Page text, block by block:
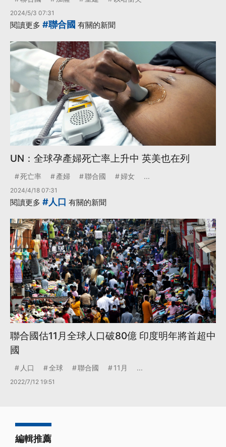
2024/5/3 07:31
閱讀更多 #聯合國 有關的新聞
UN：全球孕產婦死亡率上升中 英美也在列
死亡率 產婦 聯合國 婦女 ...
2024/4/18 07:31
閱讀更多 #人口 有關的新聞
聯合國估11月全球人口破80億 印度明年將首超中
國
人口 全球 聯合國 11月 ...
2022/7/12 19:51
編輯推薦